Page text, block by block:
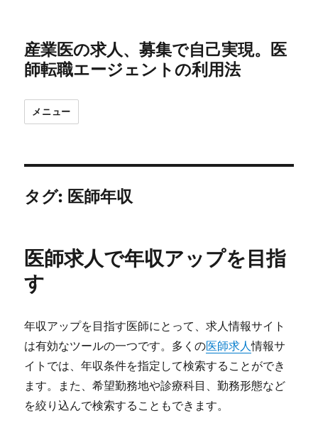
産業医の求人、募集で自己実現。医
師転職エージェントの利用法
メニュー
タグ: 医師年収
医師求人で年収アップを目指
す
年収アップを目指す医師にとって、求人情報サイト
は有効なツールの一つです。多くの医師求人情報サ
イトでは、年収条件を指定して検索することができ
ます。また、希望勤務地や診療科目、勤務形態など
を絞り込んで検索することもできます。